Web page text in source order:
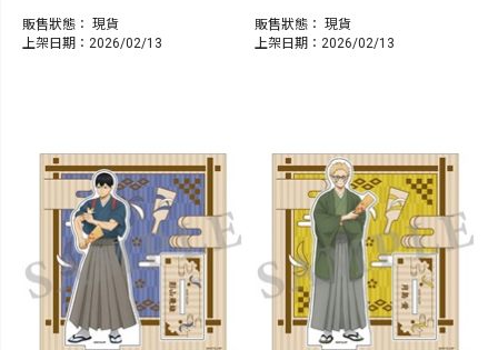
販售狀態： 現貨
上架日期：2026/02/13
販售狀態： 現貨
上架日期：2026/02/13